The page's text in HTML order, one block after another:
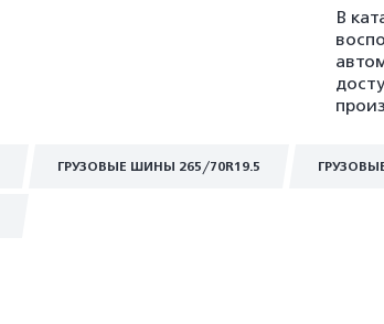
В
ГРУЗОВЫЕ ШИНЫ 265/70R19.5